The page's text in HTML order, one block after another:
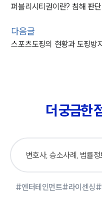
퍼블리시티권이란? 침해 판
다음글
스포츠도핑의 현황과 도핑방
더 궁금한
#엔터테인먼트#라이센싱#